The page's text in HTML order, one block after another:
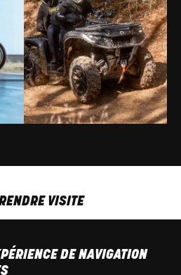
VISITE
9h00 - 13h30
64 700 970
DE NAVIGATION